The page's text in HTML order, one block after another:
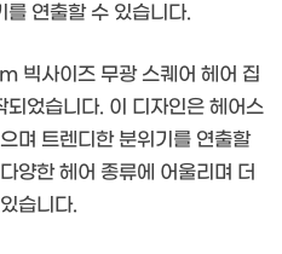
를 연출할 수 있습니다.
빅사이즈 무광 스퀘어 헤어 집
었습니다. 이 디자인은 헤어스
며 트렌디한 분위기를 연출할
양한 헤어 종류에 어울리며 더
습니다.